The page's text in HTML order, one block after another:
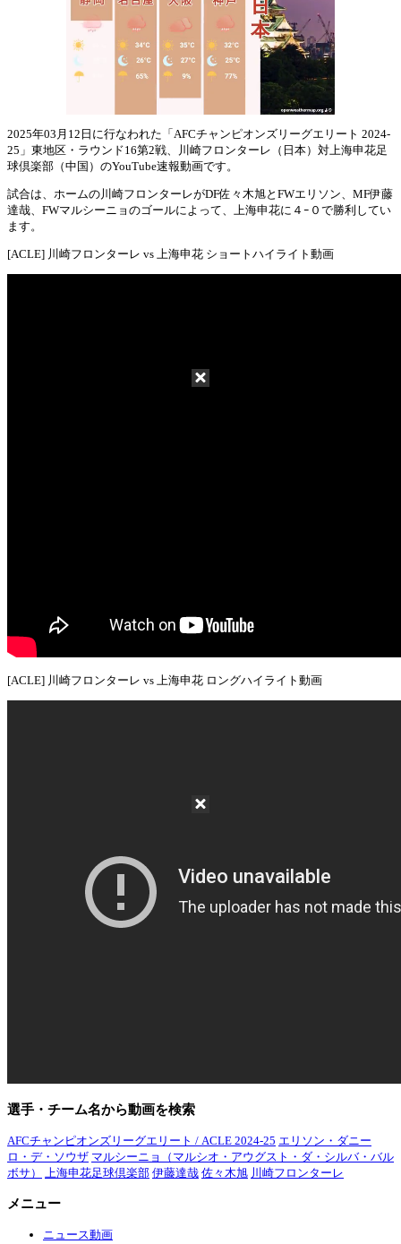
2025年03月12日に行なわれた「AFCチャンピオンズリーグエリート 2024-
25」東地区・ラウンド16第2戦、川崎フロンターレ（日本）対上海申花足
球倶楽部（中国）のYouTube速報動画です。
試合は、ホームの川崎フロンターレがDF佐々木旭とFWエリソン、MF伊藤
達哉、FWマルシーニョのゴールによって、上海申花に４ｰ０で勝利してい
ます。
[ACLE] 川崎フロンターレ vs 上海申花 ショートハイライト動画
[ACLE] 川崎フロンターレ vs 上海申花 ロングハイライト動画
選手・チーム名から動画を検索
AFCチャンピオンズリーグエリート / ACLE 2024-25 エリソン・ダニー
ロ・デ・ソウザ マルシーニョ（マルシオ・アウグスト・ダ・シルバ・バル
ボサ）
上海申花足球倶楽部 伊藤達哉 佐々木旭 川崎フロンターレ
メニュー
ニュース動画